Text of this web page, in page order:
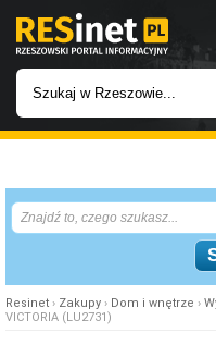
INWESTYCJE
IMPREZY
Resinet › Zakupy › Dom i wnętrze ›
VICTORIA (LU2731)